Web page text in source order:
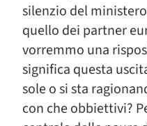
silenzio del
quello dei partner
vorremmo una
significa questa
sole o si sta
con che obbiettivi?